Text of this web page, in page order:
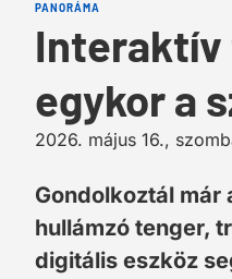
PANORÁMA
Interaktív
egykor a
2026. május 16.,
Gondolkoztál már
hullámzó tenger,
digitális eszköz